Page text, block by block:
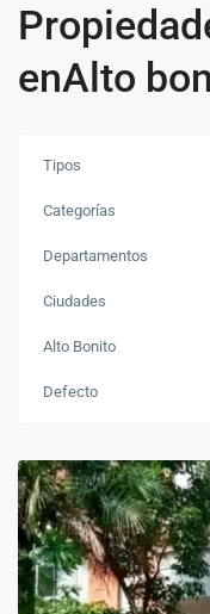
enAlto
Tipos
Categorías
Departamentos
Ciudades
Alto Bonito
Defecto
Alto